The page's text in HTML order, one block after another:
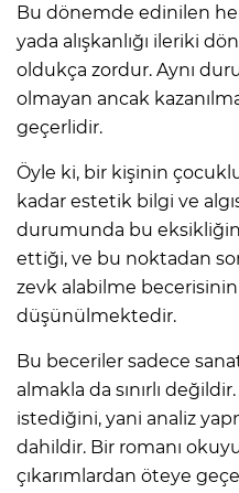
Bu dönemde edinilen
yada alışkanlığı ileriki
oldukça zordur. Aynı
olmayan ancak
geçerlidir.
Öyle ki, bir kişinin
kadar estetik bilgi ve
durumunda bu
ettiği, ve bu noktadan
zevk alabilme becerisinin
düşünülmektedir.
Bu beceriler sadece
almakla da sınırlı
istediğini, yani analiz
dahildir. Bir romanı
çıkarımlardan öteye